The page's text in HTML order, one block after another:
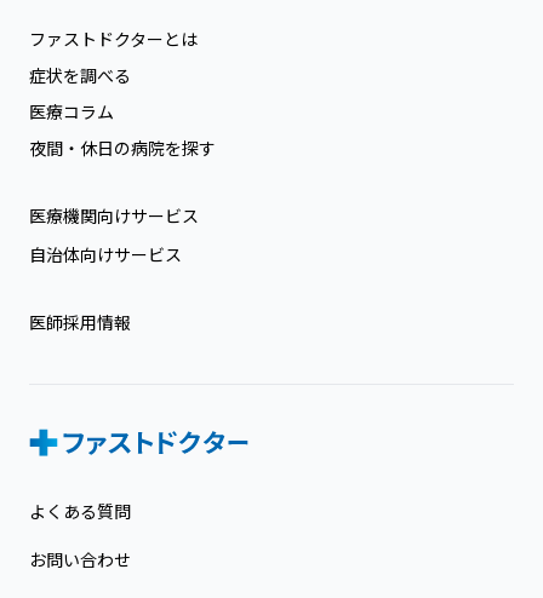
ファストドクターとは
症状を調べる
医療コラム
夜間・休日の病院を探す
医療機関向けサービス
自治体向けサービス
医師採用情報
よくある質問
お問い合わせ